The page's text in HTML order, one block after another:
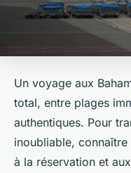
Un voyage aux
total, entre plages
authentiques. Pour
inoubliable,
à la réservation et